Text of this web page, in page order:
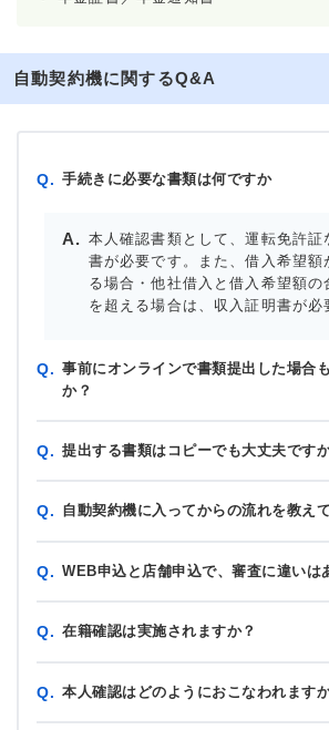
自動契約機に関するQ&A
Q. 手続きに必要な書類は何ですか
本人確認書類として、運転免許証
書が必要です。また、借入希望額
る場合・他社借入と借入希望額の
を超える場合は、収入証明書が必
Q. 事前にオンラインで書類提出した場合
か？
Q. 提出する書類はコピーでも大丈夫です
Q. 自動契約機に入ってからの流れを教え
Q. WEB申込と店舗申込で、審査に違いは
Q. 在籍確認は実施されますか？
Q. 本人確認はどのようにおこなわれます